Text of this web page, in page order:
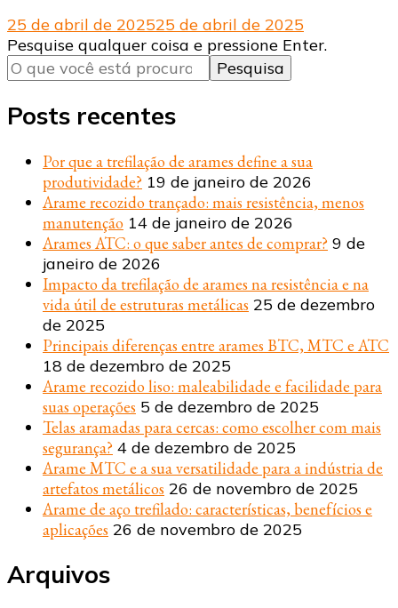
25 de abril de 202525 de abril de 2025
Procurando
algo?
Pesquise qualquer coisa e pressione Enter.
Posts recentes
Por que a trefilação de arames define a sua
produtividade? 19 de janeiro de 2026
Arame recozido trançado: mais resistência, menos
manutenção 14 de janeiro de 2026
Arames ATC: o que saber antes de comprar? 9 de
janeiro de 2026
Impacto da trefilação de arames na resistência e na
vida útil de estruturas metálicas 25 de dezembro
de 2025
Principais diferenças entre arames BTC, MTC e ATC
18 de dezembro de 2025
Arame recozido liso: maleabilidade e facilidade para
suas operações 5 de dezembro de 2025
Telas aramadas para cercas: como escolher com mais
segurança? 4 de dezembro de 2025
Arame MTC e a sua versatilidade para a indústria de
artefatos metálicos 26 de novembro de 2025
Arame de aço trefilado: características, benefícios e
aplicações 26 de novembro de 2025
Arquivos